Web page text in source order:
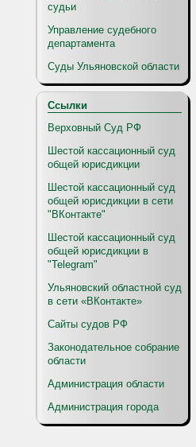
судьи
Управление судебного
департамента
Суды Ульяновской области
Ссылки
Верховный Суд РФ
Шестой кассационный суд
общей юрисдикции
Шестой кассационный суд
общей юрисдикции в сети
"ВКонтакте"
Шестой кассационный суд
общей юрисдикции в
"Telegram"
Ульяновский областной суд
в сети «ВКонтакте»
Сайты судов РФ
Законодательное собрание
области
Администрация области
Администрация города